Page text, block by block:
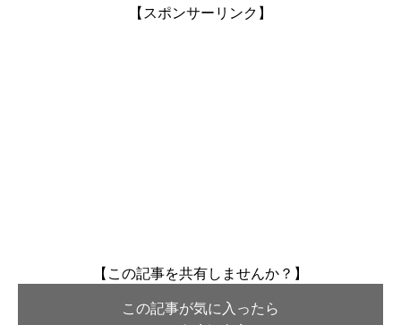
【スポンサーリンク】
【この記事を共有しませんか？】
この記事が気に入ったら